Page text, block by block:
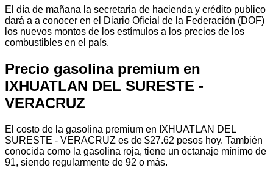
El día de mañana la secretaria de hacienda y crédito publico
dará a a conocer en el Diario Oficial de la Federación (DOF)
los nuevos montos de los estímulos a los precios de los
combustibles en el país.
Precio gasolina premium en
IXHUATLAN DEL SURESTE -
VERACRUZ
El costo de la gasolina premium en IXHUATLAN DEL
SURESTE - VERACRUZ es de $27.62 pesos hoy. También
conocida como la gasolina roja, tiene un octanaje mínimo de
91, siendo regularmente de 92 o más.